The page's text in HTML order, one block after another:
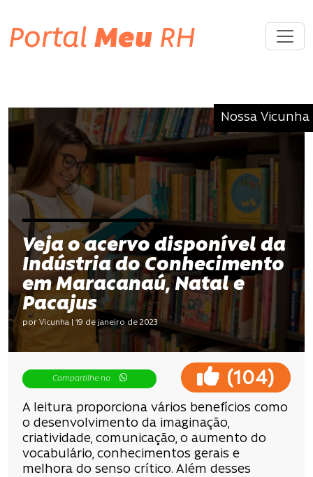
Portal Meu RH
Nossa Vicunha
Veja o acervo disponível da
Indústria do Conhecimento
em Maracanaú, Natal e
Pacajus
por Vicunha | 19 de janeiro de 2023
Compartilhe no (104)
A leitura proporciona vários benefícios como
o desenvolvimento da imaginação,
criatividade, comunicação, o aumento do
vocabulário, conhecimentos gerais e
melhora do senso crítico. Além desses